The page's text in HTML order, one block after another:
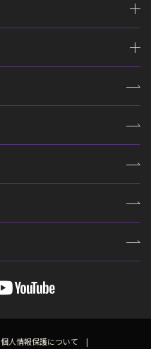
個人情報保護について